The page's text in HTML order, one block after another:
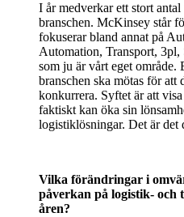
I år medverkar ett stort
branschen. McKinsey står
fokuserar bland annat på
Automation, Transport,
som ju är vårt eget område.
branschen ska mötas för att
konkurrera. Syftet är att
faktiskt kan öka sin
logistiklösningar. Det är det
Vilka förändringar i
påverkan på logistik- och
åren?